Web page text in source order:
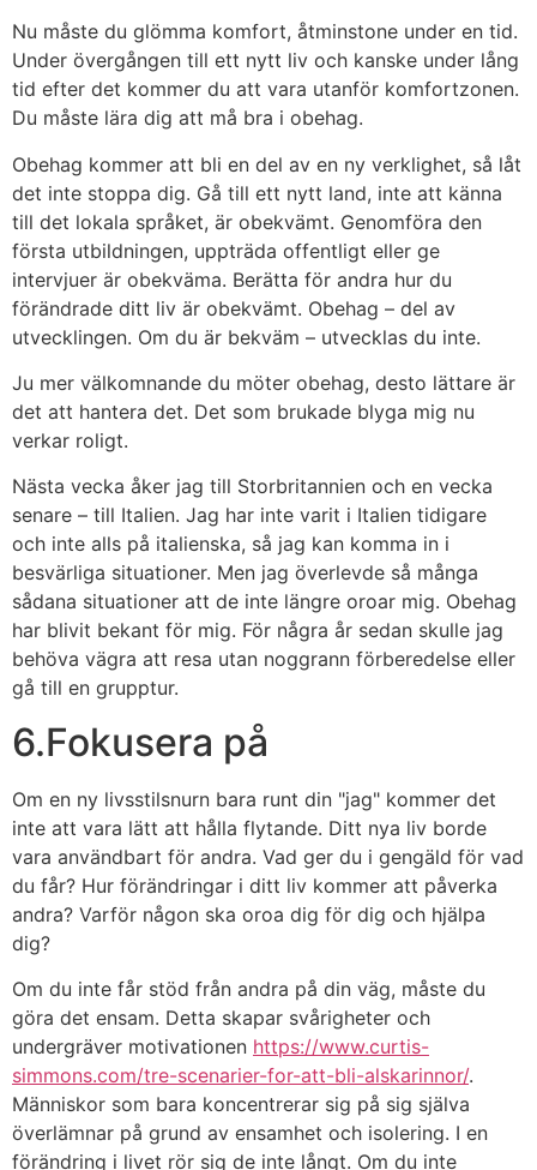
Nu måste du glömma komfort, åtminstone under en tid.
Under övergången till ett nytt liv och kanske under lång
tid efter det kommer du att vara utanför komfortzonen.
Du måste lära dig att må bra i obehag.
Obehag kommer att bli en del av en ny verklighet, så låt
det inte stoppa dig. Gå till ett nytt land, inte att känna
till det lokala språket, är obekvämt. Genomföra den
första utbildningen, uppträda offentligt eller ge
intervjuer är obekväma. Berätta för andra hur du
förändrade ditt liv är obekvämt. Obehag – del av
utvecklingen. Om du är bekväm – utvecklas du inte.
Ju mer välkomnande du möter obehag, desto lättare är
det att hantera det. Det som brukade blyga mig nu
verkar roligt.
Nästa vecka åker jag till Storbritannien och en vecka
senare – till Italien. Jag har inte varit i Italien tidigare
och inte alls på italienska, så jag kan komma in i
besvärliga situationer. Men jag överlevde så många
sådana situationer att de inte längre oroar mig. Obehag
har blivit bekant för mig. För några år sedan skulle jag
behöva vägra att resa utan noggrann förberedelse eller
gå till en grupptur.
6.Fokusera på
Om en ny livsstilsnurn bara runt din "jag" kommer det
inte att vara lätt att hålla flytande. Ditt nya liv borde
vara användbart för andra. Vad ger du i gengäld för vad
du får? Hur förändringar i ditt liv kommer att påverka
andra? Varför någon ska oroa dig för dig och hjälpa
dig?
Om du inte får stöd från andra på din väg, måste du
göra det ensam. Detta skapar svårigheter och
undergräver motivationen https://www.curtis-
simmons.com/tre-scenarier-for-att-bli-alskarinnor/.
Människor som bara koncentrerar sig på sig själva
överlämnar på grund av ensamhet och isolering. I en
förändring i livet rör sig de inte långt. Om du inte